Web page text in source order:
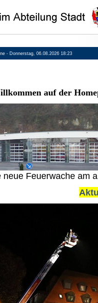
- Donnerstag, 06.08.2026 18:23
auf der
neue Feuerwache am